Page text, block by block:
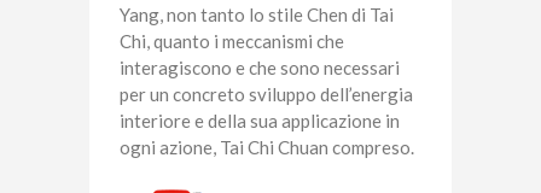
Yang, non tanto lo stile Chen di Tai
Chi, quanto i meccanismi che
interagiscono e che sono necessari
per un concreto sviluppo dell’energia
interiore e della sua applicazione in
ogni azione, Tai Chi Chuan compreso.